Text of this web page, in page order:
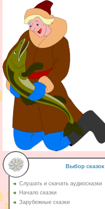
Выбор сказок
Слушать и скачать аудиосказки
Начало сказки
Зарубежные сказки